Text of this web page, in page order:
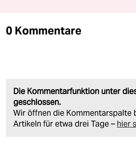
0 Kommentare
Die Kommentarfunktion unter
geschlossen.
Wir öffnen die Kommentarspalte
Artikeln für etwa drei Tage – hier